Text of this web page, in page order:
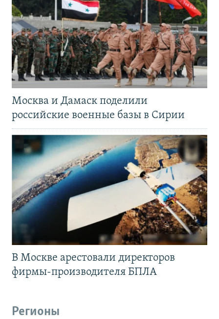
Москва и Дамаск поделили
российские военные базы в Сирии
В Москве арестовали директоров
фирмы-производителя БПЛА
Регионы